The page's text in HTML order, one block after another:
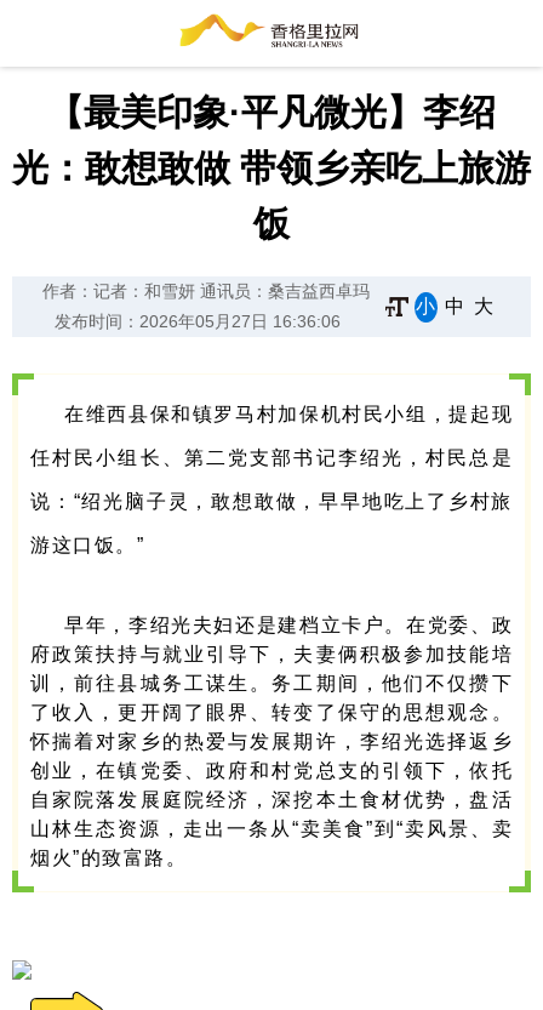
【最美印象·平凡微光】李绍
光：敢想敢做 带领乡亲吃上旅游
饭
作者：记者：和雪妍 通讯员：桑吉益西卓玛
发布时间：2026年05月27日 16:36:06
小 中 大
在维西县保和镇罗马村加保机村民小组，提起现
任村民小组长、第二党支部书记李绍光，村民总是
说：“绍光脑子灵，敢想敢做，早早地吃上了乡村旅
游这口饭。”
早年，李绍光夫妇还是建档立卡户。在党委、政
府政策扶持与就业引导下，夫妻俩积极参加技能培
训，前往县城务工谋生。务工期间，他们不仅攒下
了收入，更开阔了眼界、转变了保守的思想观念。
怀揣着对家乡的热爱与发展期许，李绍光选择返乡
创业，在镇党委、政府和村党总支的引领下，依托
自家院落发展庭院经济，深挖本土食材优势，盘活
山林生态资源，走出一条从“卖美食”到“卖风景、卖
烟火”的致富路。